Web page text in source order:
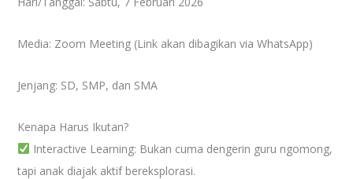
Media: Zoom Meeting (Link akan dibagikan via WhatsApp)
Jenjang: SD, SMP, dan SMA
Kenapa Harus Ikutan?
Interactive Learning: Bukan cuma dengerin guru ngomong,
tapi anak diajak aktif bereksplorasi.